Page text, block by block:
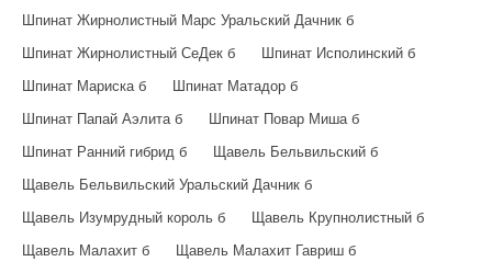
Шпинат Жирнолистный Марс Уральский Дачник б
Шпинат Жирнолистный СеДек б
Шпинат Исполинский б
Шпинат Мариска б
Шпинат Матадор б
Шпинат Папай Аэлита б
Шпинат Повар Миша б
Шпинат Ранний гибрид б
Щавель Бельвильский б
Щавель Бельвильский Уральский Дачник б
Щавель Изумрудный король б
Щавель Крупнолистный б
Щавель Малахит б
Щавель Малахит Гавриш б